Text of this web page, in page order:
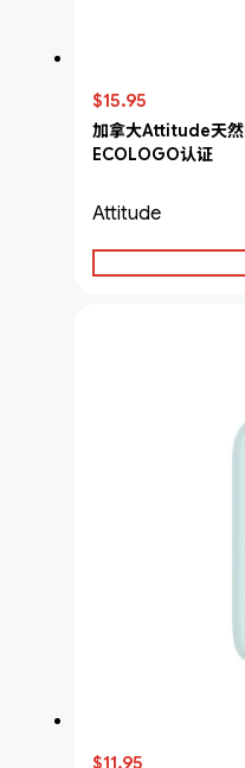
$15.95
加拿大Attitude天然
ECOLOGO认证
Attitude
$11.95